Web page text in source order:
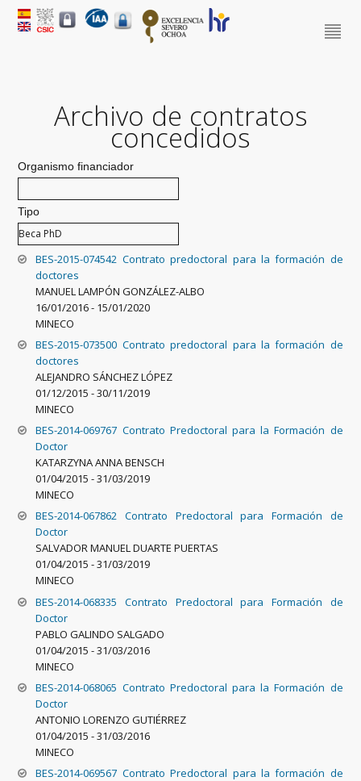
Archivo de contratos
concedidos
Organismo financiador
Tipo
BES-2015-074542 Contrato predoctoral para la formación de
doctores
MANUEL LAMPÓN GONZÁLEZ-ALBO
16/01/2016- 15/01/2020
MINECO
BES-2015-073500 Contrato predoctoral para la formación de
doctores
ALEJANDRO SÁNCHEZ LÓPEZ
01/12/2015 -30/11/2019
MINECO
BES-2014-069767 Contrato Predoctoral para la Formación de
Doctor
KATARZYNA ANNA BENSCH
01/04/2015 -31/03/2019
MINECO
BES-2014-067862 Contrato Predoctoral para Formación de
Doctor
SALVADOR MANUEL DUARTE PUERTAS
01/04/2015 -31/03/2019
MINECO
BES-2014-068335 Contrato Predoctoral para Formación de
Doctor
PABLO GALINDO SALGADO
01/04/2015 -31/03/2016
MINECO
BES-2014-068065 Contrato Predoctoral para la Formación de
Doctor
ANTONIO LORENZO GUTIÉRREZ
01/04/2015 -31/03/2016
MINECO
BES-2014-069567 Contrato Predoctoral para la formación de